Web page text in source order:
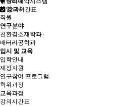
퇴임교수
직원
연구분야
친환경소재학과
배터리공학과
입시 및 교육
입학안내
재정지원
연구참여 프로그램
학위과정
교육과정
강의시간표
강의시간표